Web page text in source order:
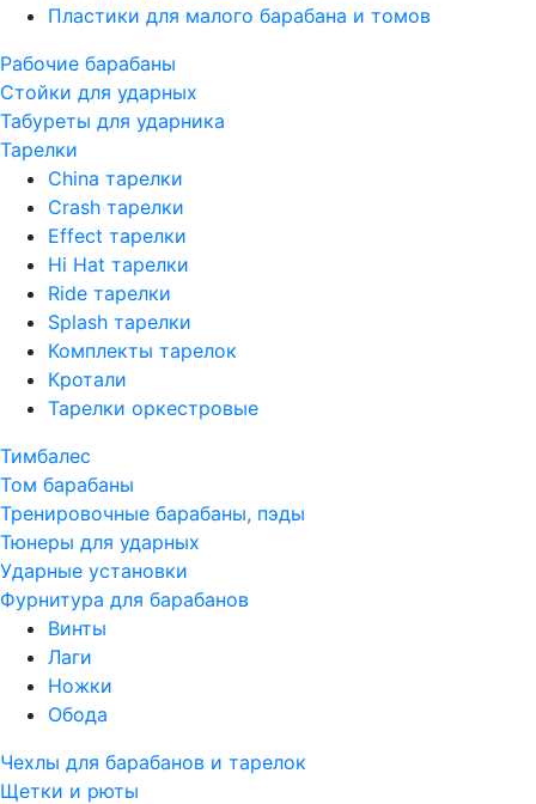
Пластики для малого барабана и томов
Рабочие барабаны
Стойки для ударных
Табуреты для ударника
Тарелки
China тарелки
Crash тарелки
Effect тарелки
Hi Hat тарелки
Ride тарелки
Splash тарелки
Комплекты тарелок
Кротали
Тарелки оркестровые
Тимбалес
Том барабаны
Тренировочные барабаны, пэды
Тюнеры для ударных
Ударные установки
Фурнитура для барабанов
Винты
Лаги
Ножки
Обода
Чехлы для барабанов и тарелок
Щетки и рюты